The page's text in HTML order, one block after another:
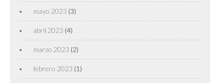
mayo 2023 (3)
abril 2023 (4)
marzo 2023 (2)
febrero 2023 (1)